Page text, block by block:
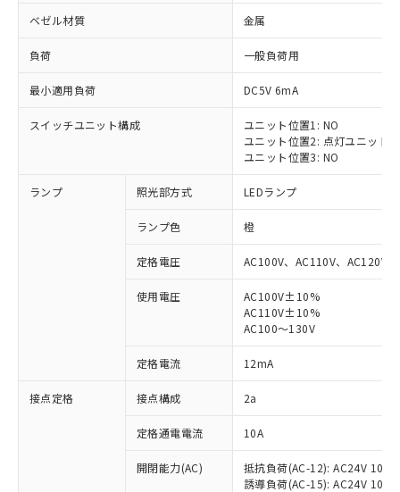
ベゼル材質 金属
負荷 一般負荷用
最小適用負荷 DC5V 6mA
スイッチユニット構成
ユニット位置1: NO
ユニット位置2: 点灯ユニット
ユニット位置3: NO
ランプ 照光部方式 LEDランプ
ランプ色 橙
定格電圧 AC100V、AC110V、AC120V
使用電圧
AC100V±10%
AC110V±10%
AC100～130V
定格電流 12mA
接点定格 接点構成 2a
定格通電電流 10A
開閉能力(AC)
抵抗負荷(AC-12): AC24V 10A/
誘導負荷(AC-15): AC24V
ご利用条件
以下の条件をお読みいただき、同意のうえ
対応済み：EU RoHS指令（10物質）の
非含有に対応した製品が提供可能な商品で
対応予定：EU RoHS指令（10物質）の非含
有に対応した製品に切り替える予定のある
対応予定なし：EU RoHS指令（10物質）の
非含有に非対応の商品で、対応品を出す予